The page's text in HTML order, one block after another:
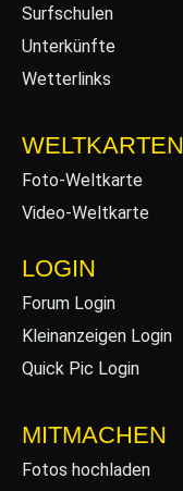
Surfschulen
Unterkünfte
Wetterlinks
WELTKARTEN
Foto-Weltkarte
Video-Weltkarte
LOGIN
Forum Login
Kleinanzeigen Login
Quick Pic Login
MITMACHEN
Fotos hochladen